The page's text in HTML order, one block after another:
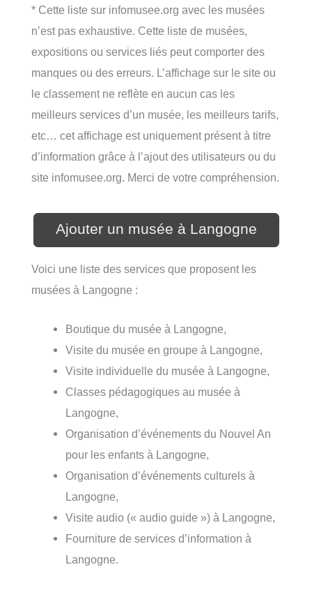
* Cette liste sur infomusee.org avec les musées
n’est pas exhaustive. Cette liste de musées,
expositions ou services liés peut comporter des
manques ou des erreurs. L’affichage sur le site ou
le classement ne reflète en aucun cas les
meilleurs services d’un musée, les meilleurs tarifs,
etc… cet affichage est uniquement présent à titre
d’information grâce à l’ajout des utilisateurs ou du
site infomusee.org. Merci de votre compréhension.
Ajouter un musée à Langogne
Voici une liste des services que proposent les
musées à Langogne :
Boutique du musée à Langogne,
Visite du musée en groupe à Langogne,
Visite individuelle du musée à Langogne,
Classes pédagogiques au musée à
Langogne,
Organisation d’événements du Nouvel An
pour les enfants à Langogne,
Organisation d’événements culturels à
Langogne,
Visite audio (« audio guide ») à Langogne,
Fourniture de services d’information à
Langogne.